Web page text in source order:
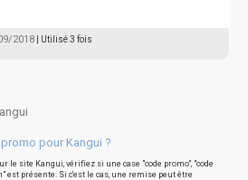
2018 | Utilisé 3 fois
pour Kangui ?
le site Kangui, vérifiez si une case "code promo", "code
est présente. Si c'est le cas, une remise peut être